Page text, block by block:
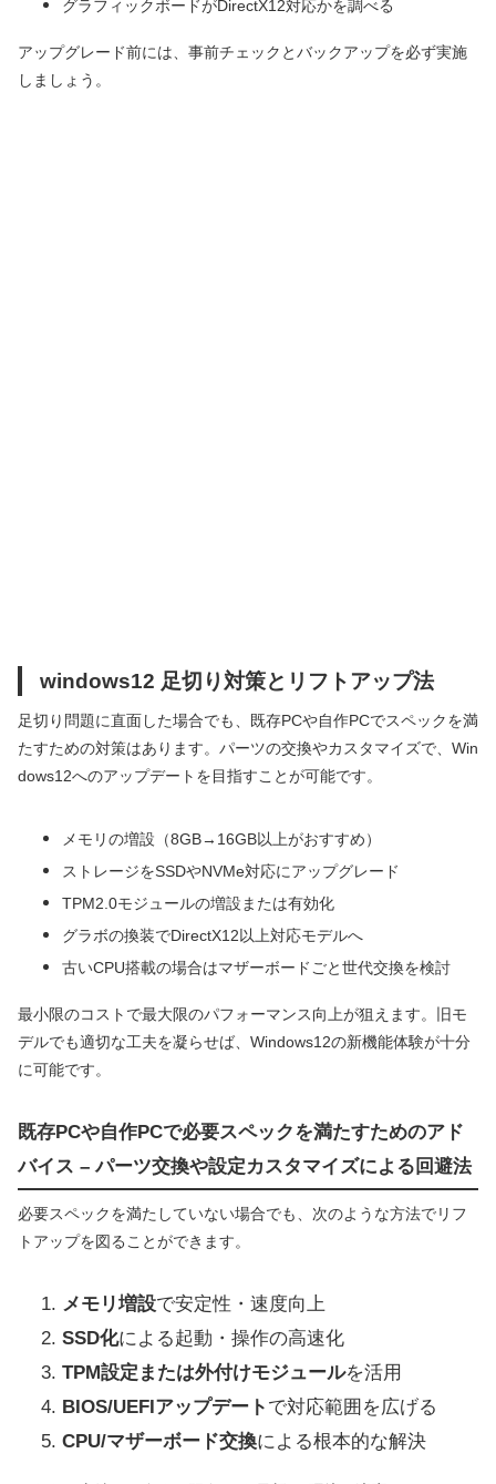
グラフィックボードがDirectX12対応かを調べる
アップグレード前には、事前チェックとバックアップを必ず実施
しましょう。
windows12 足切り対策とリフトアップ法
足切り問題に直面した場合でも、既存PCや自作PCでスペックを満
たすための対策はあります。パーツの交換やカスタマイズで、Win
dows12へのアップデートを目指すことが可能です。
メモリの増設（8GB→16GB以上がおすすめ）
ストレージをSSDやNVMe対応にアップグレード
TPM2.0モジュールの増設または有効化
グラボの換装でDirectX12以上対応モデルへ
古いCPU搭載の場合はマザーボードごと世代交換を検討
最小限のコストで最大限のパフォーマンス向上が狙えます。旧モ
デルでも適切な工夫を凝らせば、Windows12の新機能体験が十分
に可能です。
既存PCや自作PCで必要スペックを満たすためのアド
バイス – パーツ交換や設定カスタマイズによる回避法
必要スペックを満たしていない場合でも、次のような方法でリフ
トアップを図ることができます。
メモリ増設で安定性・速度向上
SSD化による起動・操作の高速化
TPM設定または外付けモジュールを活用
BIOS/UEFIアップデート で対応範囲を広げる
CPU/マザーボード交換による根本的な解決